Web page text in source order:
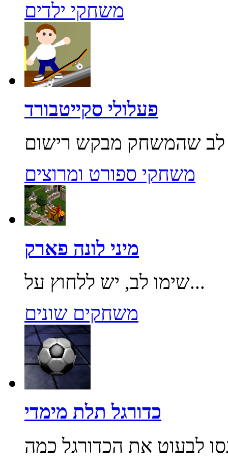
משחקי ילדים
פעלולי סקייטבורד
משחקי ספורט ומרוצים
מיני לונה פארק
שימו לב, יש ללחוץ על...
משחקים שונים
כדורגל תלת מימדי